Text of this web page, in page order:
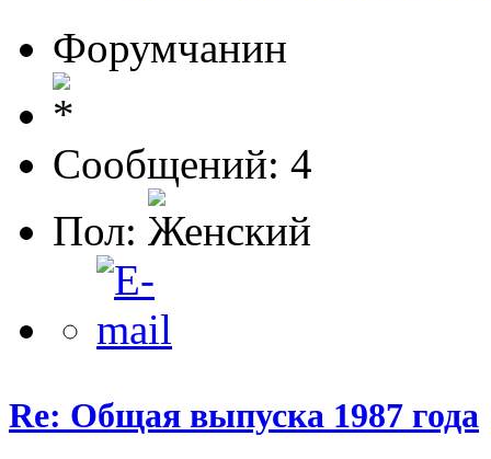
Форумчанин
Сообщений: 4
Пол:
Re: Общая выпуска 1987 года